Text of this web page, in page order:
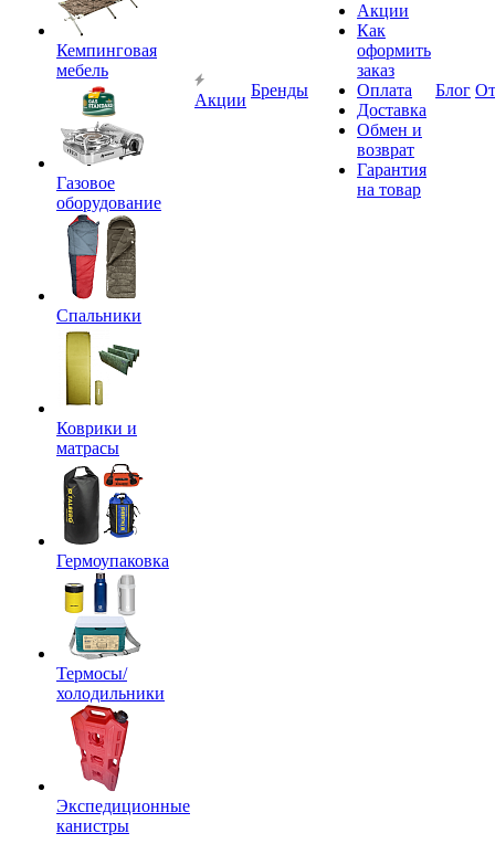
Кемпинговая
мебель
Газовое
оборудование
Спальники
Коврики и
матрасы
Гермоупаковка
Термосы/
холодильники
Экспедиционные
канистры
Акции
Бренды
Акции
Как
оформить
заказ
Оплата
Доставка
Обмен и
возврат
Гарантия
на товар
Блог